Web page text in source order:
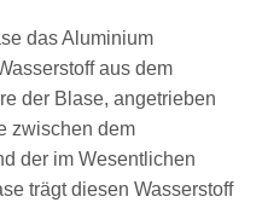
das Aluminium
aus dem
der Blase, angetrieben
zwischen dem
der im Wesentlichen
trägt diesen Wasserstoff